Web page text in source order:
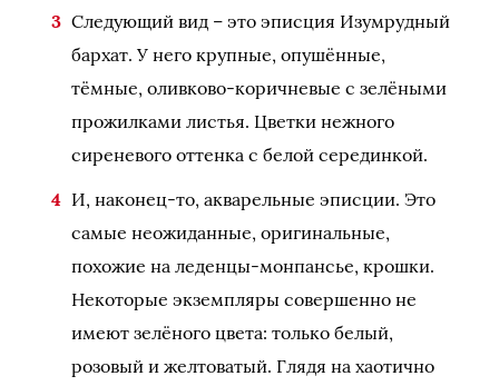
Следующий вид – это эписция Изумрудный
бархат. У него крупные, опушённые,
тёмные, оливково-коричневые с зелёными
прожилками листья. Цветки нежного
сиреневого оттенка с белой серединкой.
И, наконец-то, акварельные эписции. Это
самые неожиданные, оригинальные,
похожие на леденцы-монпансье, крошки.
Некоторые экземпляры совершенно не
имеют зелёного цвета: только белый,
розовый и желтоватый. Глядя на хаотично